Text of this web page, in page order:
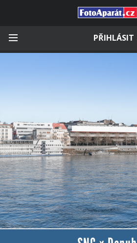
PŘIHLÁSIT
Zapomněli jste
Měli jste účet na